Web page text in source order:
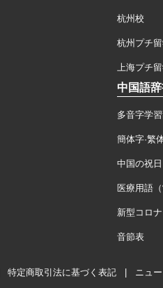
杭州校
杭州プチ
上海プチ
中国語
多音字学
簡体字·繁
中国の祝
医療用語（
新型コロ
音節表
特定商取引法に基づく表記 ニュ